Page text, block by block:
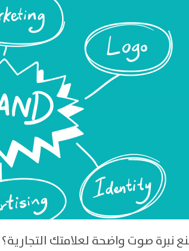
نبرة صوت واضحة لعلامتك التجارية؟